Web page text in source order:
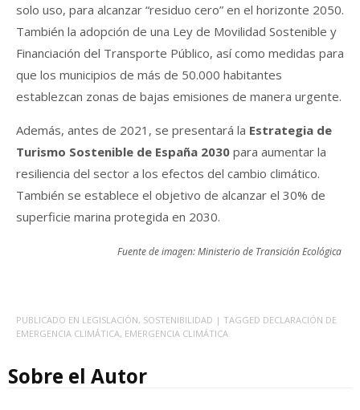
solo uso, para alcanzar “residuo cero” en el horizonte 2050.
También la adopción de una Ley de Movilidad Sostenible y
Financiación del Transporte Público, así como medidas para
que los municipios de más de 50.000 habitantes
establezcan zonas de bajas emisiones de manera urgente.
Además, antes de 2021, se presentará la Estrategia de
Turismo Sostenible de España 2030 para aumentar la
resiliencia del sector a los efectos del cambio climático.
También se establece el objetivo de alcanzar el 30% de
superficie marina protegida en 2030.
Fuente de imagen: Ministerio de Transición Ecológica
PUBLICADO EN LEGISLACIÓN, SOSTENIBILIDAD | TAGGED DECLARACIÓN DE
EMERGENCIA CLIMÁTICA, EMERGENCIA CLIMÁTICA
Sobre el Autor